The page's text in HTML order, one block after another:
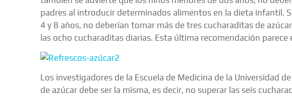
padres al introducir determinados alimentos en la dieta infantil.
4 y 8 años, no deberían tomar más de tres cucharaditas de
las ocho cucharaditas diarias. Esta última recomendación
Los investigadores de la Escuela de Medicina de la Universidad
de azúcar debe ser la misma, es decir, no superar las seis